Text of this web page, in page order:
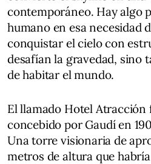
contemporáneo. Hay algo
humano en esa necesidad
conquistar el cielo con
desafían la gravedad, sino
de habitar el mundo.
El llamado Hotel Atracción
concebido por Gaudí en
Una torre visionaria de
metros de altura que